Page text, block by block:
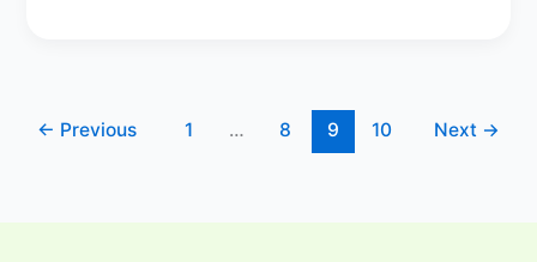
← Previous 1 … 8 9 10 Next →